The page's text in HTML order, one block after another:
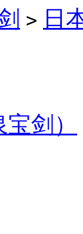
> 日
剑）